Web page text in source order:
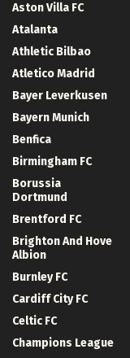
Aston Villa FC
Atalanta
Athletic Bilbao
Atletico Madrid
Bayer Leverkusen
Bayern Munich
Benfica
Birmingham FC
Borussia
Dortmund
Brentford FC
Brighton And Hove
Albion
Burnley FC
Cardiff City FC
Celtic FC
Champions League